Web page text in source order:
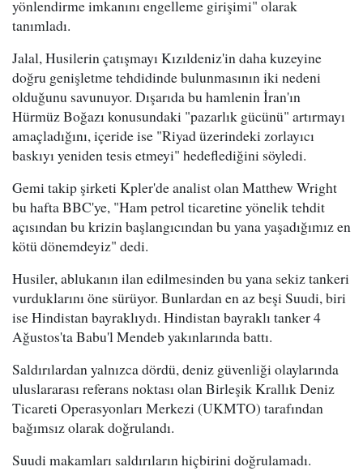
yönlendirme imkanını engelleme girişimi" olarak
tanımladı.
Jalal, Husilerin çatışmayı Kızıldeniz'in daha kuzeyine
doğru genişletme tehdidinde bulunmasının iki nedeni
olduğunu savunuyor. Dışarıda bu hamlenin İran'ın
Hürmüz Boğazı konusundaki "pazarlık gücünü" artırmayı
amaçladığını, içeride ise "Riyad üzerindeki zorlayıcı
baskıyı yeniden tesis etmeyi" hedeflediğini söyledi.
Gemi takip şirketi Kpler'de analist olan Matthew Wright
bu hafta BBC'ye, "Ham petrol ticaretine yönelik tehdit
açısından bu krizin başlangıcından bu yana yaşadığımız en
kötü dönemdeyiz" dedi.
Husiler, ablukanın ilan edilmesinden bu yana sekiz tankeri
vurduklarını öne sürüyor. Bunlardan en az beşi Suudi, biri
ise Hindistan bayraklıydı. Hindistan bayraklı tanker 4
Ağustos'ta Babu'l Mendeb yakınlarında battı.
Saldırılardan yalnızca dördü, deniz güvenliği olaylarında
uluslararası referans noktası olan Birleşik Krallık Deniz
Ticareti Operasyonları Merkezi (UKMTO) tarafından
bağımsız olarak doğrulandı.
Suudi makamları saldırıların hiçbirini doğrulamadı.